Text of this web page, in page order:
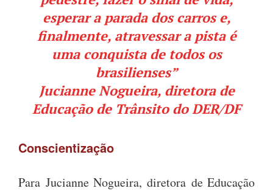
esperar a parada dos carros e,
finalmente, atravessar a pista é
uma conquista de todos os
brasilienses”
Jucianne Nogueira, diretora de
Educação de Trânsito do DER/DF
Conscientização
Para Jucianne Nogueira, diretora de Educação